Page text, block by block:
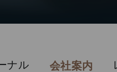
ナル 会社案内